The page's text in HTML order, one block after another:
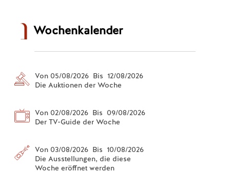
Wochenkalender
Von 05/08/2026 Bis 12/08/2026
Die Auktionen der Woche
Von 02/08/2026 Bis 09/08/2026
Der TV-Guide der Woche
Von 03/08/2026 Bis 10/08/2026
Die Ausstellungen, die diese
Woche eröffnet werden